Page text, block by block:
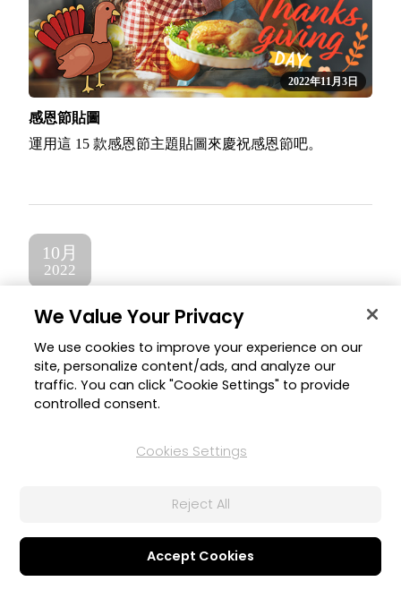
2022年11月3日
感恩節貼圖
運用這 15 款感恩節主題貼圖來慶祝感恩節吧。
10月
2022
潮流素材
PowerDirector
We Value Your Privacy
We use cookies to improve your experience on our
site, personalize content/ads, and analyze our
traffic. You can click "Cookie Settings" to provide
controlled consent.
Cookies Settings
Reject All
Accept Cookies